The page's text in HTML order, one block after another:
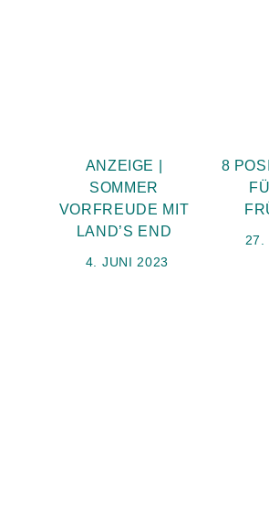
ANZEIGE |
SOMMER
VORFREUDE MIT
LAND’S END
4. JUNI 2023
8
27.